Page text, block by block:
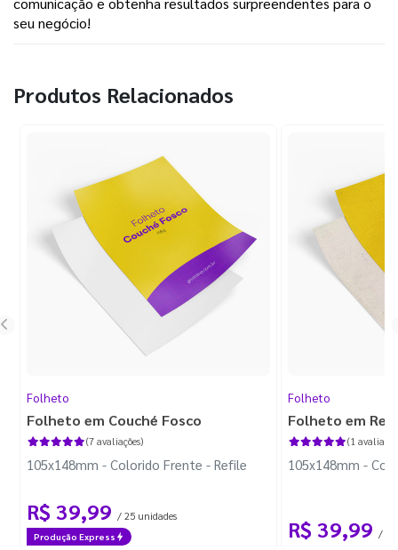
seu negócio!
Produtos Relacionados
Folheto
Folheto em Couché Fosco
(7 avaliações)
105x148mm - Colorido Frente - Refile
R$ 39,99 / 25 unidades
Produção Express
Folheto
Folheto em
(1
105x148mm -
R$ 39,99 / 25